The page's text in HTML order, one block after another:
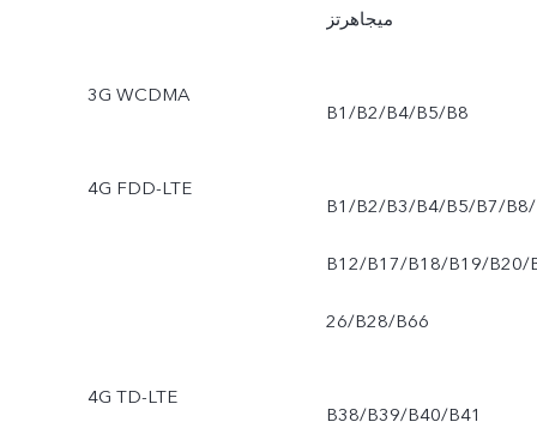
ميجاهرتز
3G WCDMA
B1/B2/B4/B5/B8
4G FDD-LTE
B1/B2/B3/B4/B5/B7/B8/
B12/B17/B18/B19/B20/
26/B28/B66
4G TD-LTE
B38/B39/B40/B41